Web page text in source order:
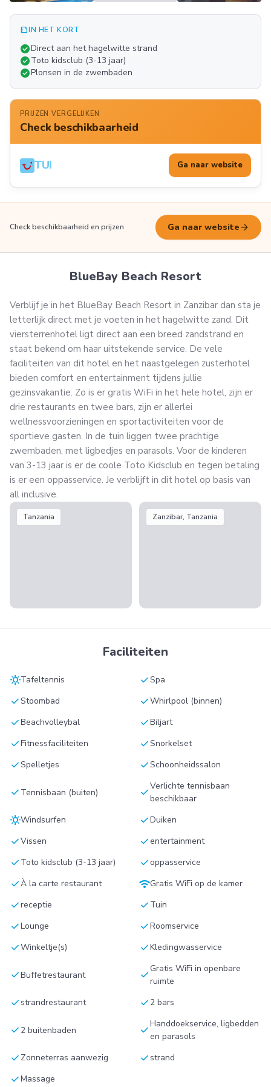
summarizeIN HET KORT
check_circleDirect aan het hagelwitte strand
check_circleToto kidsclub (3-13 jaar)
check_circlePlonsen in de zwembaden
PRIJZEN VERGELIJKEN
Check beschikbaarheid
TUI Ga naar website
Check beschikbaarheid en prijzen Ga naar website arrow_forward
BlueBay Beach Resort
Verblijf je in het BlueBay Beach Resort in Zanzibar dan sta je
letterlijk direct met je voeten in het hagelwitte zand. Dit
viersterrenhotel ligt direct aan een breed zandstrand en
staat bekend om haar uitstekende service. De vele
faciliteiten van dit hotel en het naastgelegen zusterhotel
bieden comfort en entertainment tijdens jullie
gezinsvakantie. Zo is er gratis WiFi in het hele hotel, zijn er
drie restaurants en twee bars, zijn er allerlei
wellnessvoorzieningen en sportactiviteiten voor de
sportieve gasten. In de tuin liggen twee prachtige
zwembaden, met ligbedjes en parasols. Voor de kinderen
van 3-13 jaar is er de coole Toto Kidsclub en tegen betaling
is er een oppasservice. Je verblijft in dit hotel op basis van
all inclusive.
Tanzania Zanzibar, Tanzania
Faciliteiten
sunnyTafeltennis checkSpa
checkStoombad checkWhirlpool (binnen)
checkBeachvolleybal checkBiljart
checkFitnessfaciliteiten checkSnorkelset
checkSpelletjes checkSchoonheidssalon
check Tennisbaan (buiten) checkVerlichte tennisbaan
beschikbaar
sunnyWindsurfen checkDuiken
checkVissen checkentertainment
check Toto kidsclub (3-13 jaar) checkoppasservice
checkÀ la carte restaurant wifiGratis WiFi op de kamer
checkreceptie check Tuin
checkLounge checkRoomservice
checkWinkeltje(s) checkKledingwasservice
checkBuffetrestaurant check Gratis WiFi in openbare
ruimte
check strandrestaurant check 2 bars
check 2 buitenbaden checkHanddoekservice, ligbedden
en parasols
check Zonneterras aanwezig check strand
checkMassage